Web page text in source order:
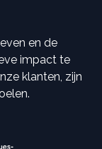
en de
impact te
klanten, zijn